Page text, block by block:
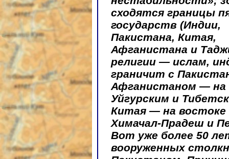
сходятся границы
государств (Индии,
Пакистана, Китая,
Афганистана и
религии — ислам,
граничит с
Афганистаном — на
Уйгурским и
Китая — на
Химачал-Прадеш и
Вот уже более 50
вооруженных